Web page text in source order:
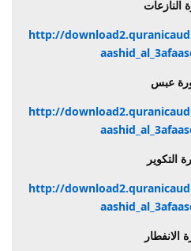
النازعات
http://
عبس
http://
التكوير
http://
الانفطار